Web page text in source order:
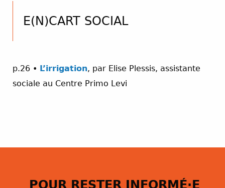
E(N)CART SOCIAL
p.26 • L’irrigation, par Elise Plessis, assistante
sociale au Centre Primo Levi
POUR RESTER INFORMÉ·E